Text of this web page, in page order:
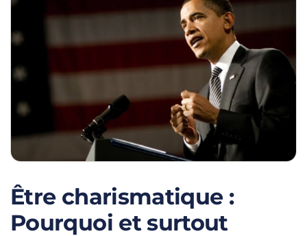
Être charismatique :
Pourquoi et surtout